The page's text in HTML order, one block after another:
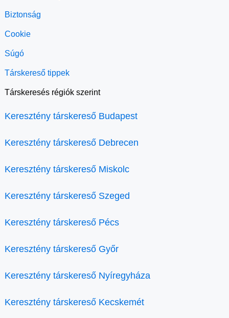
Biztonság
Cookie
Súgó
Társkereső tippek
Társkeresés régiók szerint
Keresztény társkereső Budapest
Keresztény társkereső Debrecen
Keresztény társkereső Miskolc
Keresztény társkereső Szeged
Keresztény társkereső Pécs
Keresztény társkereső Győr
Keresztény társkereső Nyíregyháza
Keresztény társkereső Kecskemét